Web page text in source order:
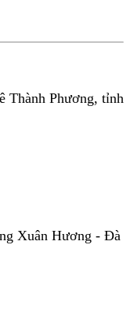
Thành Phương, tỉnh
Xuân Hương - Đà